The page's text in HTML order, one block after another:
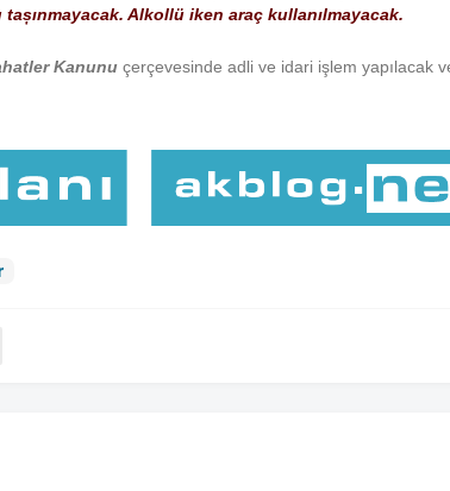
Alkollü iken araç kullanılmayacak.
Kanunu çerçevesinde adli ve idari işlem yapılacak